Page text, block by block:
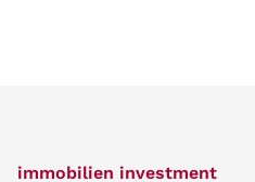
immobilien investment